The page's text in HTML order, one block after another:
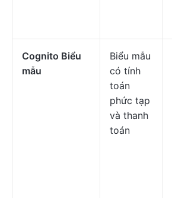
Cognito Biểu
mẫu
Biểu mẫu
có tính
toán
phức tạp
và thanh
toán